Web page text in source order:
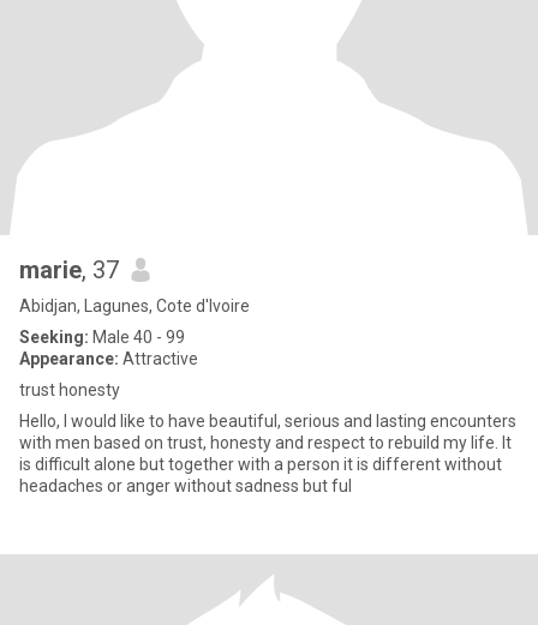
marie, 37
Abidjan, Lagunes, Cote d'Ivoire
Seeking: Male 40 - 99
Appearance: Attractive
trust honesty
Hello, I would like to have beautiful, serious and lasting encounters
with men based on trust, honesty and respect to rebuild my life. It
is difficult alone but together with a person it is different without
headaches or anger without sadness but ful